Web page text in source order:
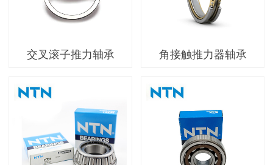
交叉滚子推力轴承 角接触推力器轴承